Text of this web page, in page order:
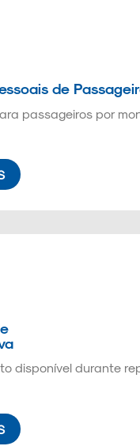
de
passageiros por
disponível durante